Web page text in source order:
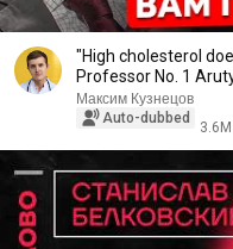
"High cholesterol
Professor No. 1
Максим Кузнецов
Auto-dubbed